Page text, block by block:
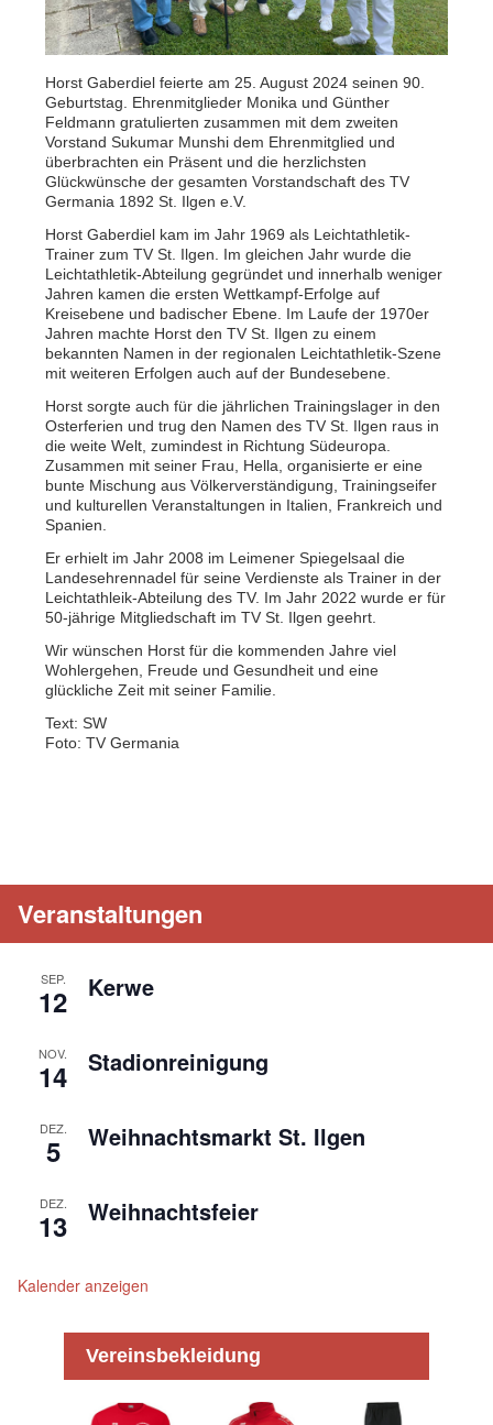
Horst Gaberdiel feierte am 25. August 2024 seinen 90.
Geburtstag. Ehrenmitglieder Monika und Günther
Feldmann gratulierten zusammen mit dem zweiten
Vorstand Sukumar Munshi dem Ehrenmitglied und
überbrachten ein Präsent und die herzlichsten
Glückwünsche der gesamten Vorstandschaft des TV
Germania 1892 St. Ilgen e.V.
Horst Gaberdiel kam im Jahr 1969 als Leichtathletik-
Trainer zum TV St. Ilgen. Im gleichen Jahr wurde die
Leichtathletik-Abteilung gegründet und innerhalb weniger
Jahren kamen die ersten Wettkampf-Erfolge auf
Kreisebene und badischer Ebene. Im Laufe der 1970er
Jahren machte Horst den TV St. Ilgen zu einem
bekannten Namen in der regionalen Leichtathletik-Szene
mit weiteren Erfolgen auch auf der Bundesebene.
Horst sorgte auch für die jährlichen Trainingslager in den
Osterferien und trug den Namen des TV St. Ilgen raus in
die weite Welt, zumindest in Richtung Südeuropa.
Zusammen mit seiner Frau, Hella, organisierte er eine
bunte Mischung aus Völkerverständigung, Trainingseifer
und kulturellen Veranstaltungen in Italien, Frankreich und
Spanien.
Er erhielt im Jahr 2008 im Leimener Spiegelsaal die
Landesehrennadel für seine Verdienste als Trainer in der
Leichtathleik-Abteilung des TV. Im Jahr 2022 wurde er für
50-jährige Mitgliedschaft im TV St. Ilgen geehrt.
Wir wünschen Horst für die kommenden Jahre viel
Wohlergehen, Freude und Gesundheit und eine
glückliche Zeit mit seiner Familie.
Text: SW
Foto: TV Germania
Veranstaltungen
SEP.
12 Kerwe
NOV.
14 Stadionreinigung
DEZ.
5 Weihnachtsmarkt St. Ilgen
DEZ.
13 Weihnachtsfeier
Kalender anzeigen
Vereinsbekleidung